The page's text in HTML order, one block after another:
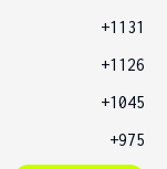
+1131
+1126
+1045
+975